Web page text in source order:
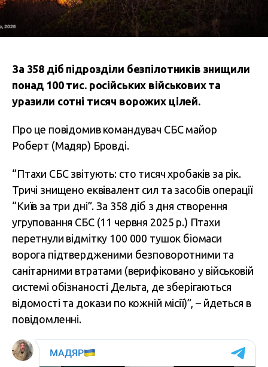
За 358 діб підрозділи безпілотників знищили
понад 100 тис. російських військових та
уразили сотні тисяч ворожих цілей.
Про це повідомив командувач СБС майор
Роберт (Мадяр) Бровді.
“Птахи СБС звітують: сто тисяч хробаків за рік.
Тричі знищено еквівалент сил та засобів операції
“Київ за три дні”. За 358 діб з дня створення
угруповання СБС (11 червня 2025 р.) Птахи
перетнули відмітку 100 000 тушок біомаси
ворога підтвердженими безповоротними та
санітарними втратами (верифіковано у військовій
системі обізнаності Дельта, де зберігаються
відомості та докази по кожній місії)”, – йдеться в
повідомленні.